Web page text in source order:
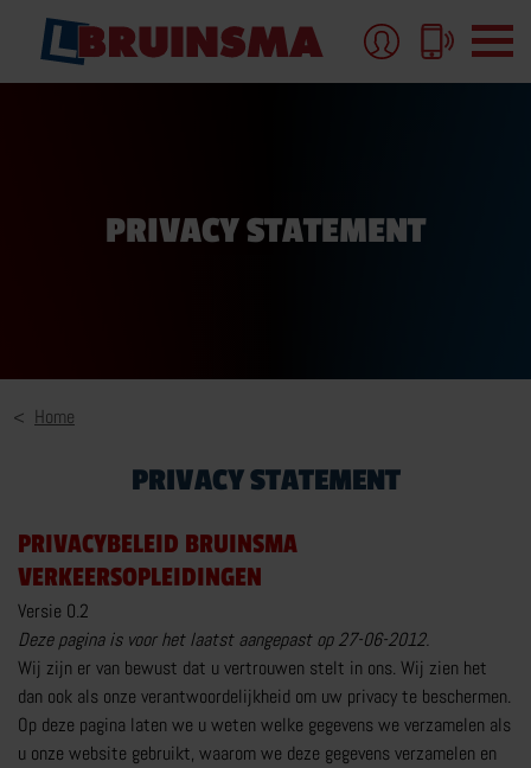
PRIVACY STATEMENT
Home
PRIVACY STATEMENT
PRIVACYBELEID BRUINSMA
VERKEERSOPLEIDINGEN
Versie 0.2
Deze pagina is voor het laatst aangepast op 27-06-2012.
Wij zijn er van bewust dat u vertrouwen stelt in ons. Wij zien het
dan ook als onze verantwoordelijkheid om uw privacy te beschermen.
Op deze pagina laten we u weten welke gegevens we verzamelen als
u onze website gebruikt, waarom we deze gegevens verzamelen en
AUTORIJBEWIJS
AANHANGER RIJBEWIJS
ZAKELIJK
PARTICULIER
BOVAG CARAVANTRAINING
MEER OVER AANHANGER RIJBEWIJS